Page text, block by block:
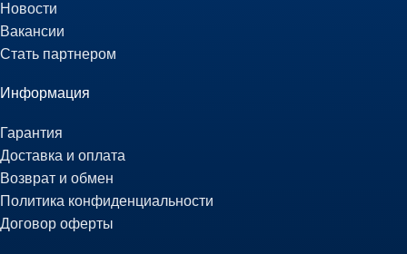
Новости
Вакансии
Стать партнером
Информация
Гарантия
Доставка и оплата
Возврат и обмен
Политика конфиденциальности
Договор оферты